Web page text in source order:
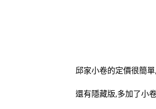
邱家小卷的定價很簡
還有隱藏版,多加了小